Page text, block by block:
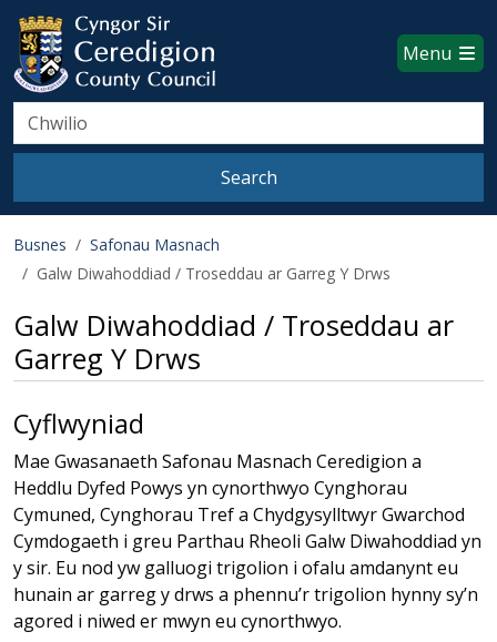
Skip to main content
Ceredigion County Council
Menu
Search
Search
Busnes
Safonau Masnach
Galw Diwahoddiad / Troseddau ar Garreg Y Drws
Galw Diwahoddiad / Troseddau ar
Garreg Y Drws
Cyflwyniad
Mae Gwasanaeth Safonau Masnach Ceredigion a
Heddlu Dyfed Powys yn cynorthwyo Cynghorau
Cymuned, Cynghorau Tref a Chydgysylltwyr Gwarchod
Cymdogaeth i greu Parthau Rheoli Galw Diwahoddiad yn
y sir. Eu nod yw galluogi trigolion i ofalu amdanynt eu
hunain ar garreg y drws a phennu’r trigolion hynny sy’n
agored i niwed er mwyn eu cynorthwyo.